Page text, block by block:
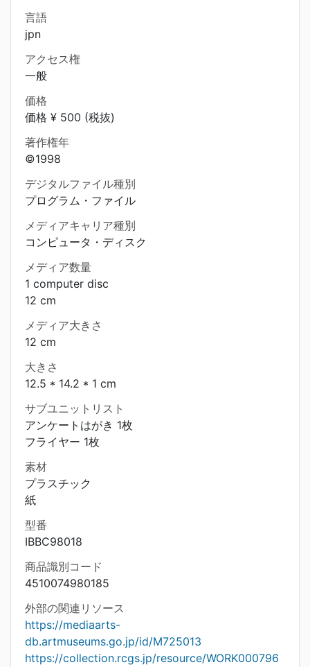
言語
jpn
アクセス権
一般
価格
価格 ¥ 500 (税抜)
著作権年
©1998
デジタルファイル種別
プログラム・ファイル
メディアキャリア種別
コンピュータ・ディスク
メディア数量
1 computer disc
12 cm
メディア大きさ
12 cm
大きさ
12.5 * 14.2 * 1 cm
サブユニットリスト
アンケートはがき 1枚
フライヤー 1枚
素材
プラスチック
紙
型番
IBBC98018
商品識別コード
4510074980185
外部の関連リソース
https://mediaarts-
db.artmuseums.go.jp/id/M725013
https://collection.rcgs.jp/resource/WORK000796